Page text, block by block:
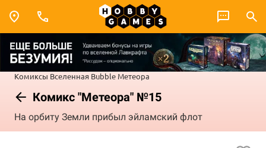
Комиксы Вселенная Bubble Метеора
Комикс "Метеора" №15
На орбиту Земли прибыл эйламский флот